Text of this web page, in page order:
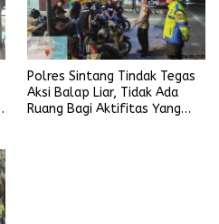
Polres Sintang Tindak Tegas
Aksi Balap Liar, Tidak Ada
Ruang Bagi Aktifitas Yang